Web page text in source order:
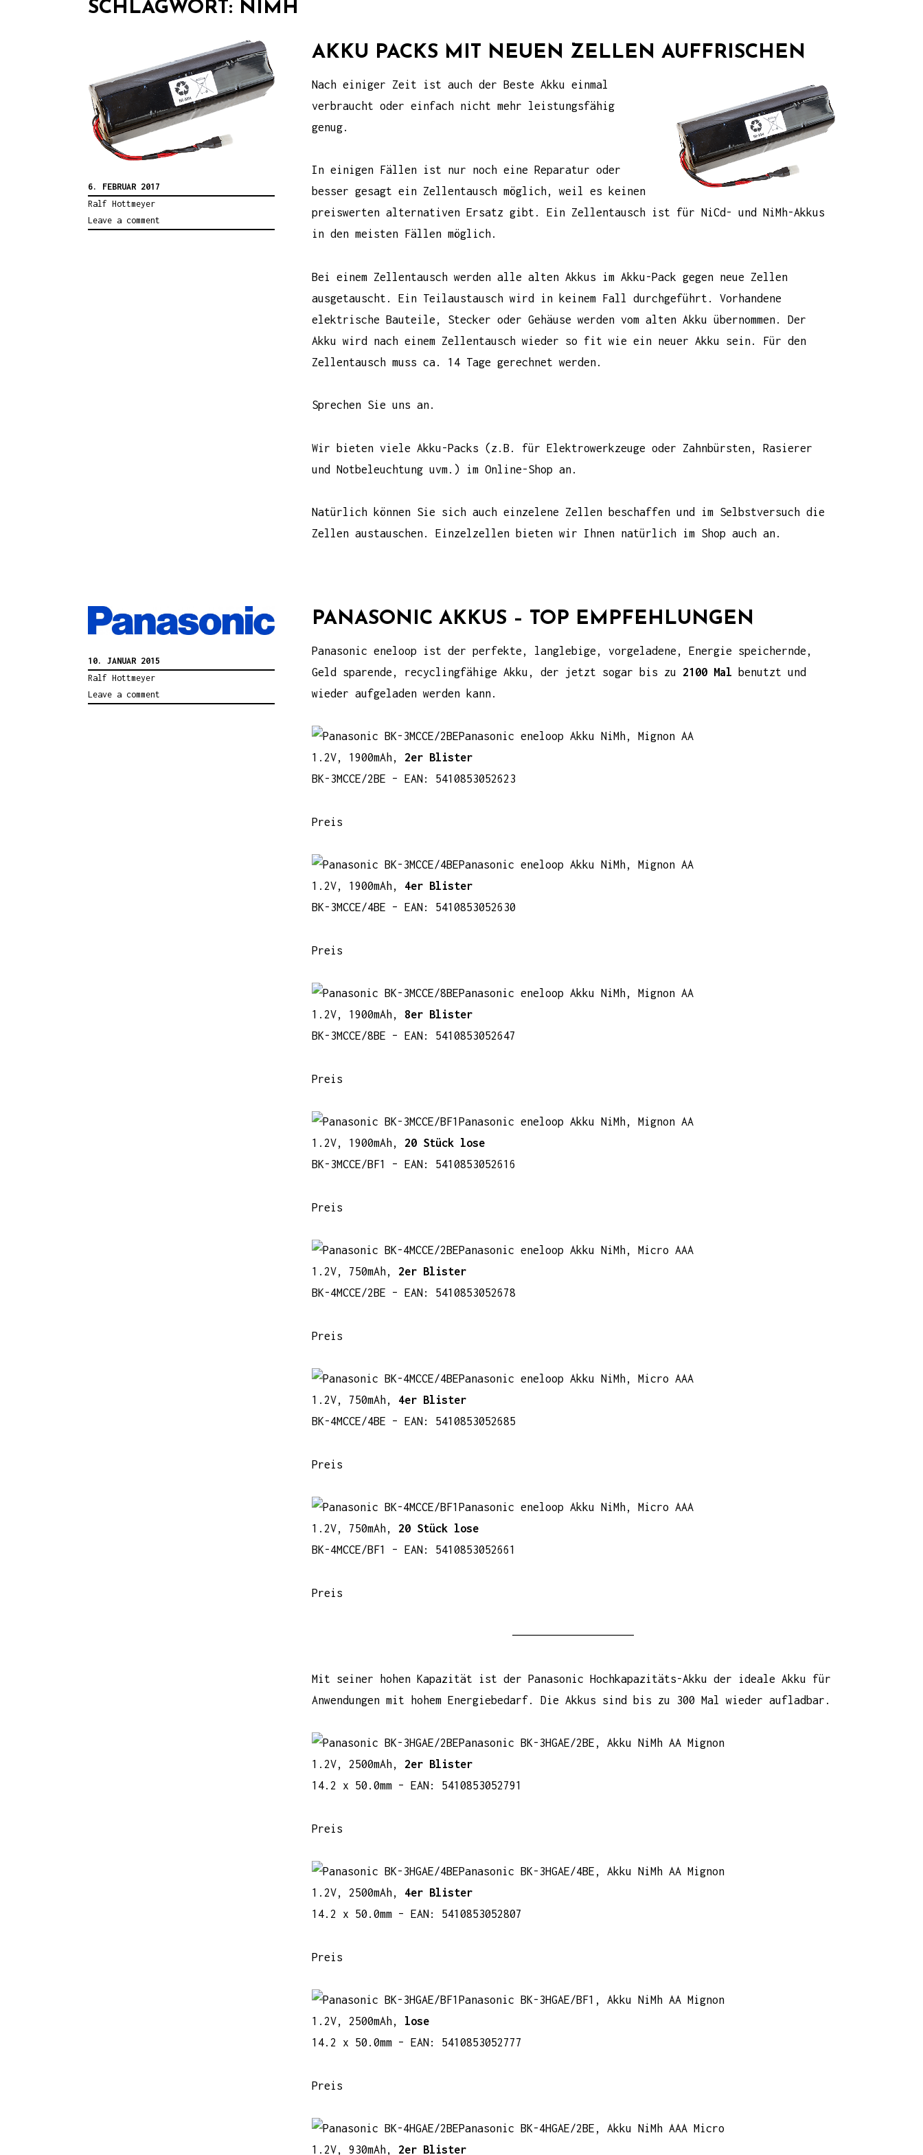
SCHLAGWORT: NIMH
6. FEBRUAR 2017
Ralf Hottmeyer
Leave a comment
AKKU PACKS MIT NEUEN ZELLEN AUFFRISCHEN
Nach einiger Zeit ist auch der Beste Akku einmal
verbraucht oder einfach nicht mehr leistungsfähig
genug.
In einigen Fällen ist nur noch eine Reparatur oder
besser gesagt ein Zellentausch möglich, weil es keinen
preiswerten alternativen Ersatz gibt. Ein Zellentausch ist für NiCd- und NiMh-Akkus
in den meisten Fällen möglich.
Bei einem Zellentausch werden alle alten Akkus im Akku-Pack gegen neue Zellen
ausgetauscht. Ein Teilaustausch wird in keinem Fall durchgeführt. Vorhandene
elektrische Bauteile, Stecker oder Gehäuse werden vom alten Akku übernommen. Der
Akku wird nach einem Zellentausch wieder so fit wie ein neuer Akku sein. Für den
Zellentausch muss ca. 14 Tage gerechnet werden.
Sprechen Sie uns an.
Wir bieten viele Akku-Packs (z.B. fürElektrowerkzeuge oder Zahnbürsten,Rasierer
undNotbeleuchtung uvm.) im Online-Shop an.
Natürlich können Sie sich auch einzelene Zellen beschaffen und im Selbstversuch die
Zellen austauschen. Einzelzellen bieten wir Ihnen natürlich im Shop auch an.
10. JANUAR 2015
Ralf Hottmeyer
Leave a comment
PANASONIC AKKUS – TOP EMPFEHLUNGEN
Panasonic eneloop ist der perfekte, langlebige, vorgeladene, Energie speichernde,
Geld sparende, recyclingfähige Akku, der jetzt sogar bis zu 2100 Mal benutzt und
wieder aufgeladen werden kann.
Panasonic eneloop Akku NiMh, Mignon AA
1.2V, 1900mAh, 2er Blister
BK-3MCCE/2BE – EAN: 5410853052623
Preis
Panasonic eneloop Akku NiMh, Mignon AA
1.2V, 1900mAh, 4er Blister
BK-3MCCE/4BE – EAN: 5410853052630
Preis
Panasonic eneloop Akku NiMh, Mignon AA
1.2V, 1900mAh, 8er Blister
BK-3MCCE/8BE – EAN: 5410853052647
Preis
Panasonic eneloop Akku NiMh, Mignon AA
1.2V, 1900mAh, 20 Stück lose
BK-3MCCE/BF1 – EAN: 5410853052616
Preis
Panasonic eneloop Akku NiMh, Micro AAA
1.2V, 750mAh, 2er Blister
BK-4MCCE/2BE – EAN: 5410853052678
Preis
Panasonic eneloop Akku NiMh, Micro AAA
1.2V, 750mAh, 4er Blister
BK-4MCCE/4BE – EAN: 5410853052685
Preis
Panasonic eneloop Akku NiMh, Micro AAA
1.2V, 750mAh, 20 Stück lose
BK-4MCCE/BF1 – EAN: 5410853052661
Preis
———————————————————–
Mit seiner hohen Kapazität ist derPanasonic Hochkapazitäts-Akku der ideale Akku für
Anwendungen mit hohem Energiebedarf. Die Akkus sind bis zu 300 Mal wieder aufladbar.
Panasonic BK-3HGAE/2BE, Akku NiMh AA Mignon
1.2V, 2500mAh, 2er Blister
14.2 x 50.0mm – EAN: 5410853052791
Preis
Panasonic BK-3HGAE/4BE, Akku NiMh AA Mignon
1.2V, 2500mAh, 4er Blister
14.2 x 50.0mm – EAN: 5410853052807
Preis
Panasonic BK-3HGAE/BF1, Akku NiMh AA Mignon
1.2V, 2500mAh, lose
14.2 x 50.0mm – EAN: 5410853052777
Preis
Panasonic BK-4HGAE/2BE, Akku NiMh AAA Micro
1.2V, 930mAh, 2er Blister